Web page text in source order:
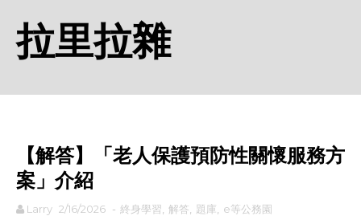
拉里拉雜
【解答】「老人保護預防性關懷服務方
案」介紹
Larry 2/16/2026 - 終身學習 解答 題庫 e等公務園